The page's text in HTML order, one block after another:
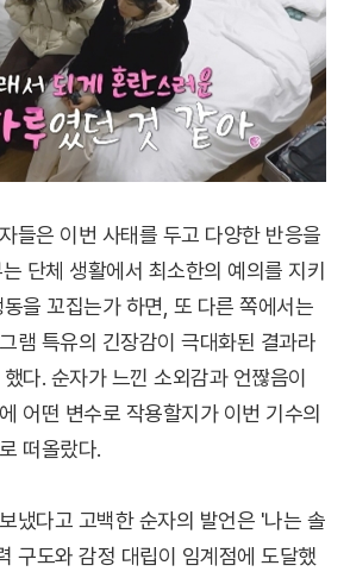
들은 이번 사태를 두고 다양한 반응을
단체 생활에서 최소한의 예의를 지키
을 꼬집는가 하면, 또 다른 쪽에서는
램 특유의 긴장감이 극대화된 결과라
다. 순자가 느낀 소외감과 언짢음이
어떤 변수로 작용할지가 이번 기수의
떠올랐다.
냈다고 고백한 순자의 발언은 '나는 솔
구도와 감정 대립이 임계점에 도달했